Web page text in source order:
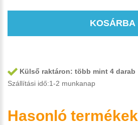
KOSÁRBA
Külső raktáron: több mint 4 darab
Szállítási idő:1-2 munkanap
Hasonló termékek